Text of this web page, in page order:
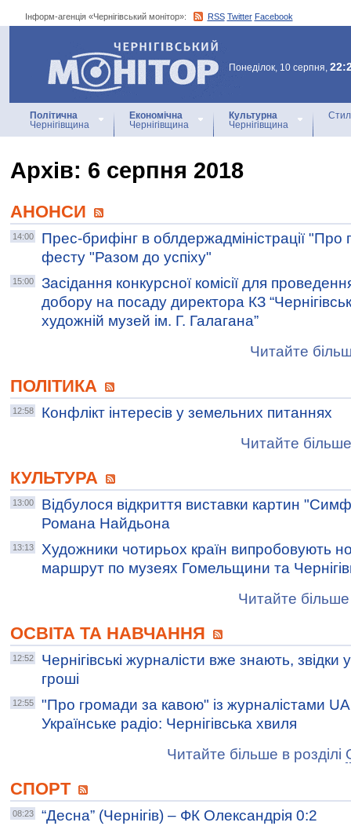
Інформ-агенція «Чернігівський монітор»: RSS Twitter Facebook
Інформ-агенція
«Чернігівський монітор»
Понеділок, 10 серпня,
Політична
Чернігівщина
Економічна
Чернігівщина
Культурна
Чернігівщина
Архiв: 6 серпня 2018
АНОНСИ
14:00
Прес-брифінг в облдержадміністрації "Про
фесту "Разом до успіху"
15:00
Засідання конкурсної комісії для
добору на посаду директора КЗ
художній музей ім. Г. Галагана”
Читайте
ПОЛІТИКА
12:58
Конфлікт інтересів у земельних питаннях
Читайте
КУЛЬТУРА
13:00
Відбулося відкриття виставки картин
Романа Найдьона
13:13
Художники чотирьох країн випробовують
маршрут по музеях Гомельщини та
Читайте більше
ОСВІТА ТА НАВЧАННЯ
12:52
Чернігівські журналісти вже знають,
гроші
12:55
"Про громади за кавою" із журналістами
Українське радіо: Чернігівська хвиля
Читайте більше в розділі
СПОРТ
08:23
“Десна” (Чернігів) – ФК Олександрія 0:2